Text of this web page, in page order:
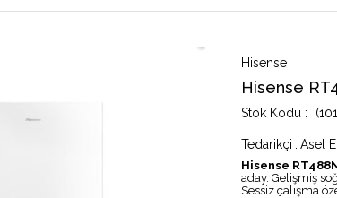
Hisense
Hisense
Tedarikçi : Asel
Hisense
aday. Gelişmiş
Sessiz çalışma